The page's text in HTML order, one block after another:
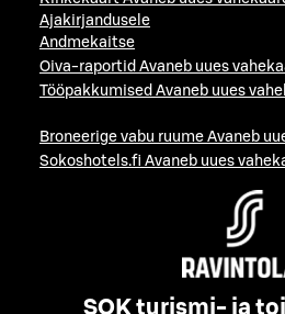
Ajakirjandusele
Andmekaitse
Oiva-raportid Avaneb uues
Tööpakkumised Avaneb uues
Broneerige vabu ruume Avaneb
Sokoshotels.fi Avaneb uues
SOK turismi- ja